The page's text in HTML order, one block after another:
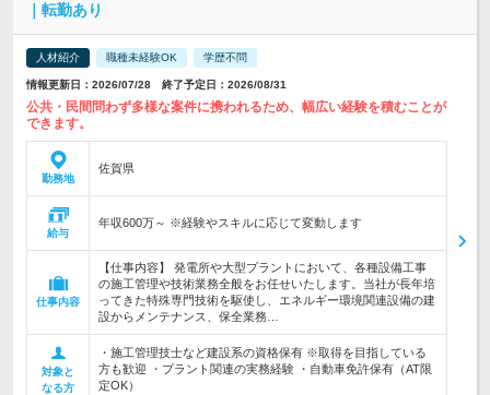
｜転勤あり
人材紹介 職種未経験OK 学歴不問
情報更新日：2026/07/28 終了予定日：2026/08/31
公共・民間問わず多様な案件に携われるため、幅広い経験を積むことが
できます。
勤務地
佐賀県
給与
年収600万～ ※経験やスキルに応じて変動します
仕事内容
【仕事内容】 発電所や大型プラントにおいて、各種設備工事
の施工管理や技術業務全般をお任せいたします。当社が長年培
ってきた特殊専門技術を駆使し、エネルギー環境関連設備の建
設からメンテナンス、保全業務…
対象と
なる方
・施工管理技士など建設系の資格保有 ※取得を目指している
方も歓迎 ・プラント関連の実務経験 ・自動車免許保有（AT限
定OK）